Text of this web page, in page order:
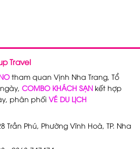
Travel
tham quan Vịnh Nha Trang, Tổ
COMBO KHÁCH SẠN kết hợp
phân phối VÉ DU LỊCH
Trần Phú, Phường Vĩnh Hoà, TP. Nha